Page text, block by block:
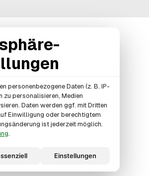
personenbezogene Daten (z. B. IP-
zu personalisieren, Medien
Daten werden ggf. mit Dritten
Einwilligung oder berechtigtem
ist jederzeit möglich.
.
Einstellungen